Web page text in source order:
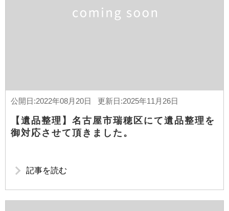
公開日:2022年08月20日 更新日:2025年11月26日
【遺品整理】名古屋市瑞穂区にて遺品整理を
御対応させて頂きました。
記事を読む